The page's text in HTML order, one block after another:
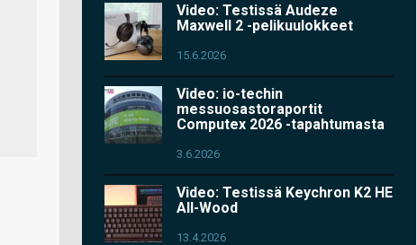
Video: Testissä Audeze
Maxwell 2 -pelikuulokkeet
15.6.2026
Video: io-techin
messuosastoraportit
Computex 2026 -tapahtumasta
3.6.2026
Video: Testissä Keychron K2 HE
All-Wood
13.4.2026